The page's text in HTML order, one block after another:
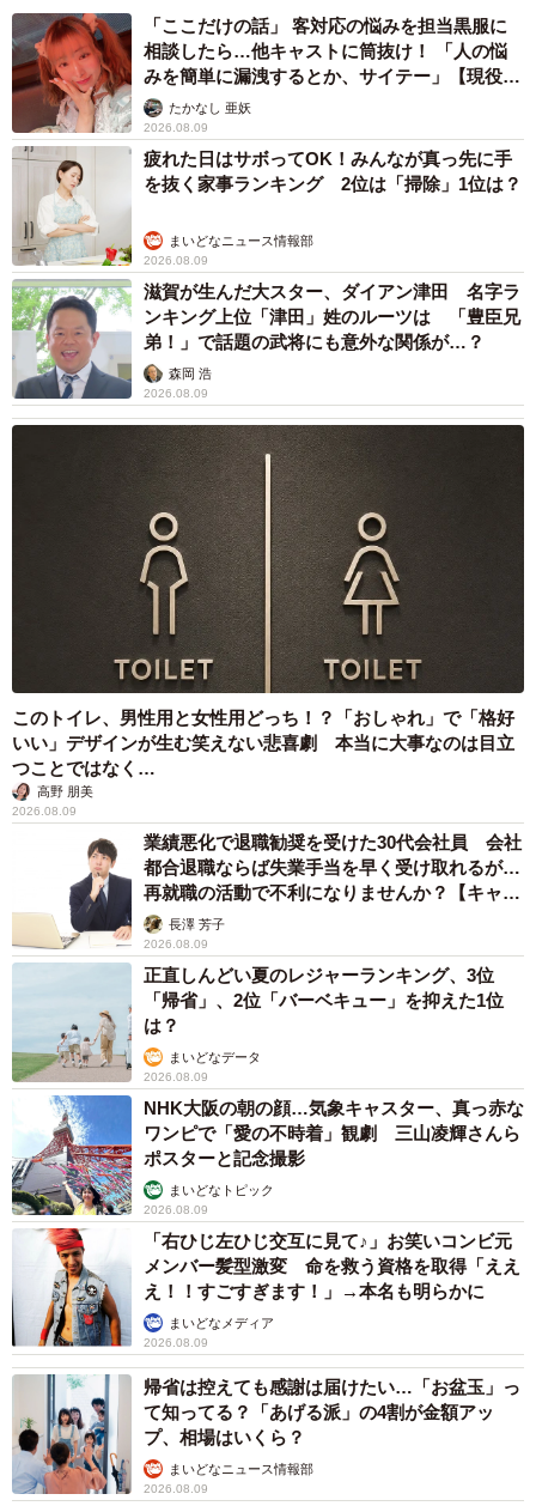
「ここだけの話」 客対応の悩みを担当黒服に
相談したら…他キャストに筒抜け！ 「人の悩
みを簡単に漏洩するとか、サイテー」【現役キ
ャストに取材】
たかなし 亜妖
2026.08.09
疲れた日はサボってOK！みんなが真っ先に手
を抜く家事ランキング 2位は「掃除」1位は？
まいどなニュース情報部
2026.08.09
滋賀が生んだ大スター、ダイアン津田 名字ラ
ンキング上位「津田」姓のルーツは 「豊臣兄
弟！」で話題の武将にも意外な関係が…？
森岡 浩
2026.08.09
このトイレ、男性用と女性用どっち！？「おしゃれ」で「格好
いい」デザインが生む笑えない悲喜劇 本当に大事なのは目立
つことではなく…
高野 朋美
2026.08.09
業績悪化で退職勧奨を受けた30代会社員 会社
都合退職ならば失業手当を早く受け取れるが…
再就職の活動で不利になりませんか？【キャリ
アカウンセラーが解説】
長澤 芳子
2026.08.09
正直しんどい夏のレジャーランキング、3位
「帰省」、2位「バーベキュー」を抑えた1位
は？
まいどなデータ
2026.08.09
NHK大阪の朝の顔…気象キャスター、真っ赤な
ワンピで「愛の不時着」観劇 三山凌輝さんら
ポスターと記念撮影
まいどなトピック
2026.08.09
「右ひじ左ひじ交互に見て♪」お笑いコンビ元
メンバー髪型激変 命を救う資格を取得「ええ
え！！すごすぎます！」→本名も明らかに
まいどなメディア
2026.08.09
帰省は控えても感謝は届けたい…「お盆玉」っ
て知ってる？「あげる派」の4割が金額アッ
プ、相場はいくら？
まいどなニュース情報部
2026.08.09